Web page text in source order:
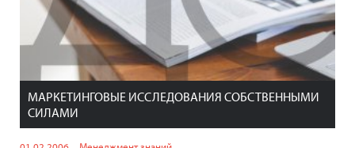
МАРКЕТИНГОВЫЕ ИССЛЕДОВАНИЯ СОБСТВЕННЫМИ
СИЛАМИ